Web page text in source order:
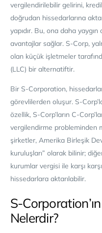
vergilendirilebilir gelirini,
doğrudan hissedarlarına
yapıdır. Bu, ona daha
avantajlar sağlar. S-Corp,
olan küçük işletmeler
(LLC) bir alternatiftir.
Bir S-Corporation,
görevlilerden oluşur. S-
özellik, S-Corp’ların C-
vergilendirme probleminden
şirketler, Amerika Birleşik
kuruluşları” olarak bilinir;
kurumlar vergisi ile karşı
hissedarlara aktarılabilir.
S-
Nelerdir?